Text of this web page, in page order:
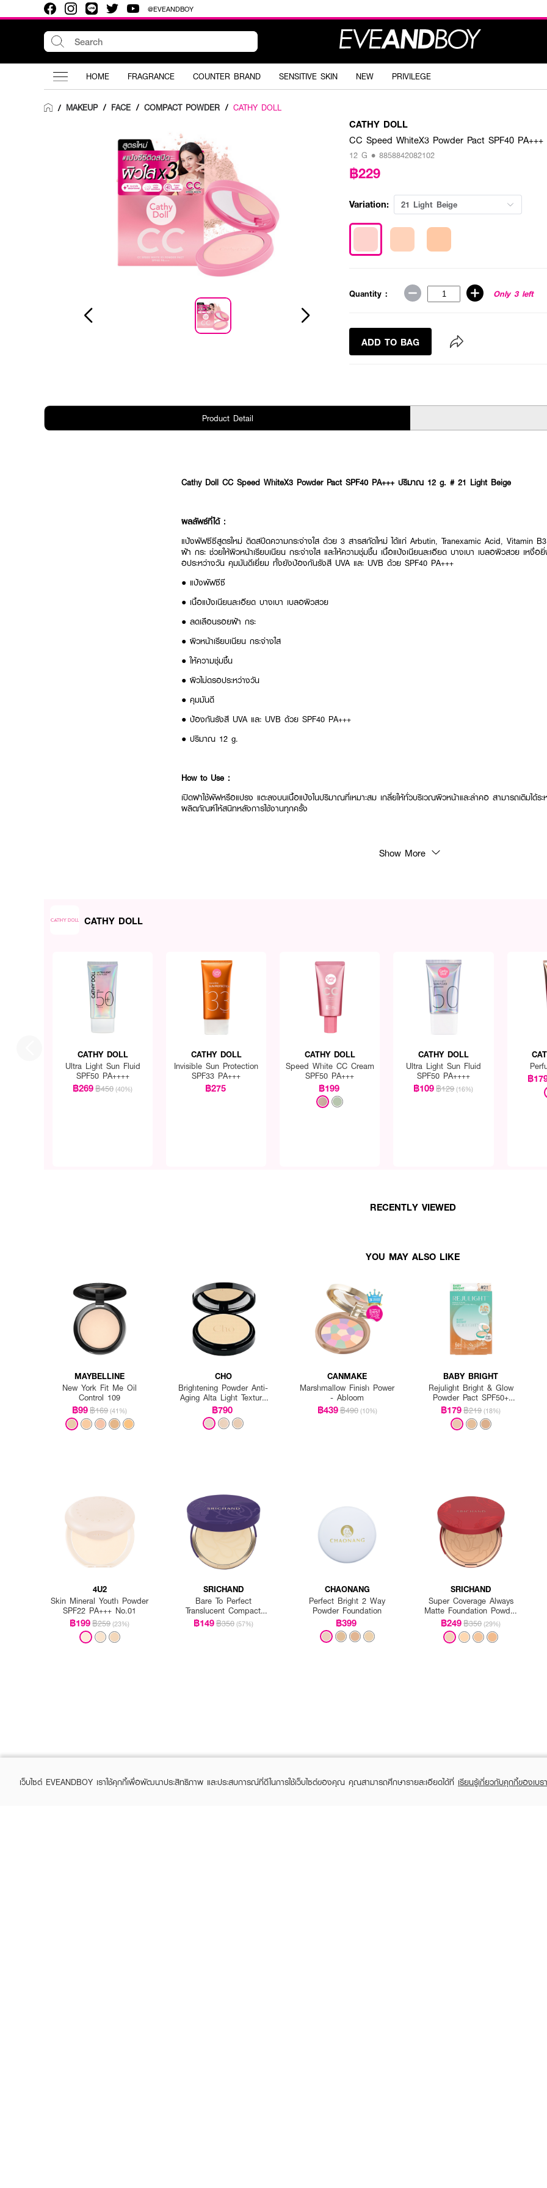
@EVEANDBOY
HOME FRAGRANCE COUNTER BRAND SENSITIVE SKIN NEW PRIVILEGE
/ MAKEUP / FACE / COMPACT POWDER / CATHY DOLL
CATHY DOLL
CC Speed WhiteX3 Powder Pact SPF40 PA+++
12 G • 8858842082102
฿229
Variation: 21 Light Beige
Quantity : Only 3 left
ADD TO BAG
Product Detail
Cathy Doll CC Speed WhiteX3 Powder Pact SPF40 PA+++ ปริมาณ 12 g. # 21 Light Beige
ผลลัพธ์ที่ได้ :
แป้งพัฟซีซีสูตรใหม่ ติดสปีดความกระจ่างใส ด้วย 3 สารสกัดใหม่ ได้แก่ Arbutin, Tranexamic Acid, Vitamin B3
ฝ้า กระ ช่วยให้ผิวหน้าเรียบเนียน กระจ่างใส และให้ความชุ่มชื้น เนื้อแป้งเนียนละเอียด บางเบา เบลอผิวสวย เหงื่
อประหว่างวัน คุมมันดีเยี่ยม ทั้งยังป้องกันรังสี UVA และ UVB ด้วย SPF40 PA+++
● แป้งพัฟซีซี
● เนื้อแป้งเนียนละเอียด บางเบา เบลอผิวสวย
● ลดเลือนรอยฝ้า กระ
● ผิวหน้าเรียบเนียน กระจ่างใส
● ให้ความชุ่มชื้น
● ผิวไม่ดรอประหว่างวัน
● คุมมันดี
● ป้องกันรังสี UVA และ UVB ด้วย SPF40 PA+++
● ปริมาณ 12 g.
How to Use :
เปิดฝาใช้พัฟหรือแปรง แตะลงบนเนื้อแป้งในปริมาณที่เหมาะสม เกลี่ยให้ทั่วบริเวณผิวหน้าและลำคอ สามารถเติมได้ร
ผลิตภัณฑ์ให้สนิทหลังการใช้งานทุกครั้ง
Show More
CATHY DOLL
CATHY DOLL
Ultra Light Sun Fluid
SPF50 PA++++
฿269฿450 (40%)
CATHY DOLL
Invisible Sun Protection
SPF33 PA+++
฿275
CATHY DOLL
Speed White CC Cream
SPF50 PA+++
฿199
CATHY DOLL
Ultra Light Sun Fluid
SPF50 PA++++
฿109฿129 (16%)
฿
RECENTLY VIEWED
YOU MAY ALSO LIKE
MAYBELLINE
New York Fit Me Oil
Control 109
฿99฿169 (41%)
CHO
Brightening Powder Anti-
Aging Alta Light Texture
Vitamin E
฿790
CANMAKE
Marshmallow Finish Power
- Abloom
฿439฿490 (10%)
BABY BRIGHT
Rejulight Bright & Glow
Powder Pact SPF50+
PA++++
฿179฿219 (18%)
4U2
Skin Mineral Youth Powder
SPF22 PA+++ No.01
฿199฿259 (23%)
SRICHAND
Bare To Perfect
Translucent Compact
Powder
฿149฿350 (57%)
CHAONANG
Perfect Bright 2 Way
Powder Foundation
฿399
SRICHAND
Super Coverage Always
Matte Foundation Powder
SPF 35 PA++++
฿249฿350 (29%)
เว็บไซต์ EVEANDBOY เราใช้คุกกี้เพื่อพัฒนาประสิทธิภาพ และประสบการณ์ที่ดีในการใช้เว็บไซต์ของคุณ คุณสามารถศึกษารายละเอียดได้ที่ เรียนรู้เกี่ยวกับคุกกี้ของเบร